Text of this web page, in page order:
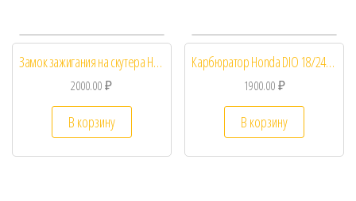
Замок зажигания на скутера Honda DIO AF-56, AF-57, AF-62 AF-34 ZX, LEAD AF-48, с магнитом
2000.00₽
В корзину
Карбюратор Honda DIO 18/24/27/28/Tact
1900.00₽
В корзину